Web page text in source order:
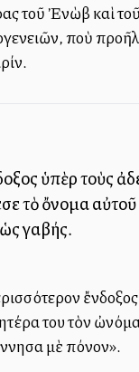
τοῦ Ἐνὼβ καὶ
ποὺ
ὑπὲρ τοὺς
τὸ ὄνομα
γαβής.
του τὸν
μὲ πόνον».